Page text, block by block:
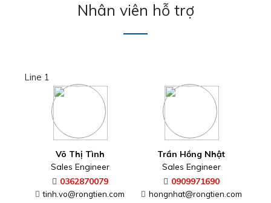
Nhân viên hỗ trợ
Line 1
Võ Thị Tình
Sales Engineer
0362870079
tinh.vo@rongtien.com
Trần Hồng Nhật
Sales Engineer
0909971690
hongnhat@rongtien.com